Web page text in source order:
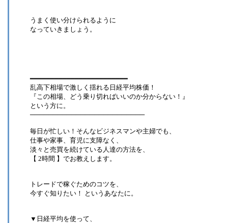
うまく使い分けられるように
なっていきましょう。
━━━━━━━━━━━━━━━━━━━━━━━━
乱高下相場で激しく揺れる日経平均株価！
『この相場、どう乗り切ればいいのか分からない！』
という方に。
─────────────────────────
毎日が忙しい！そんなビジネスマンや主婦でも、
仕事や家事、育児に支障なく、
淡々と売買を続けている人達の方法を、
【 2時間 】でお教えします。
トレードで稼ぐためのコツを、
今すぐ知りたい！ というあなたに。
▼日経平均を使って、